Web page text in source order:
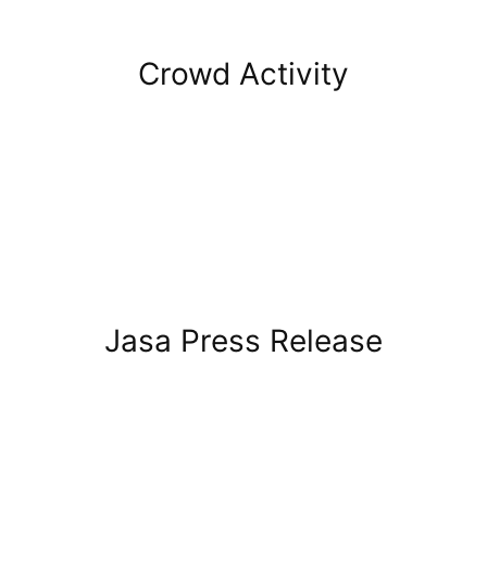
Crowd Activity
Jasa Press Release